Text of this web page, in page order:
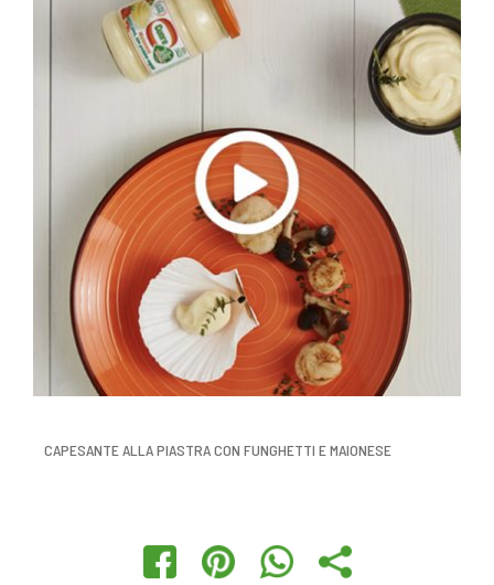
CAPESANTE ALLA PIASTRA CON FUNGHETTI E MAIONESE